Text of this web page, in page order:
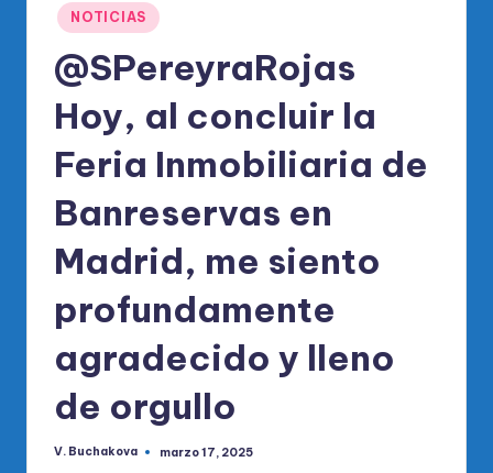
Publicado
en
NOTICIAS
@SPereyraRojas
Hoy, al concluir la
Feria Inmobiliaria de
Banreservas en
Madrid, me siento
profundamente
agradecido y lleno
de orgullo
Publicado
V. Buchakova marzo 17, 2025